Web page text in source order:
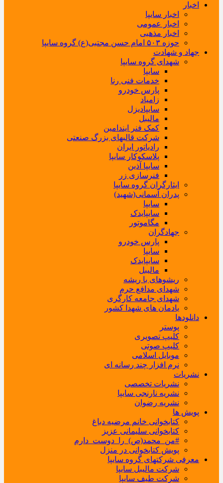
اخبار
اخبار سایپا
اخبار عمومی
اخبار مذهبی
حوزه ۵۰۳ امام حسن مجتبی(ع) گروه سایپا
جهاد و شهادت
شهدای گروه سایپا
سایپا
خدمات فنی رنا
پارس خودرو
زامیاد
سایپادیزل
مالیبل
کمک فنر ایندامین
شرکت قالبهای بزرگ صنعتی
رادیاتور ایران
پلاسکوکار سایپا
سایپا آذین
فنرسازی زر
ایثارگران گروه سایپا
پدران آسمانی(شهید)
سایپا
سایپایدک
مگاموتور
جهادگران
پارس خودرو
سایپا
سایپایدک
مالیبل
ریشوهای با ریشه
شهدای مدافع حرم
شهدای جامعه کارگری
یادمان های شهدا کشور
دانلودها
پوستر
کلیپ تصویری
کلیپ صوتی
موبایل اسلامی
نرم افزار چند رسانه ای
نشریات
نشریات تخصصی
نشریه نارنجی سایپا
نشریه رضوان
پویش ها
کتابخوانی خانم مرضیه دباغ
کتابخوانی سلیمانی عزیز
#من_محمد(ص)_را_دوست_دارم
پویش کتابخوانی در منزل
معرفی شرکتهای گروه سایپا
شرکت مالیبل سایپا
شرکت طیف سایپا